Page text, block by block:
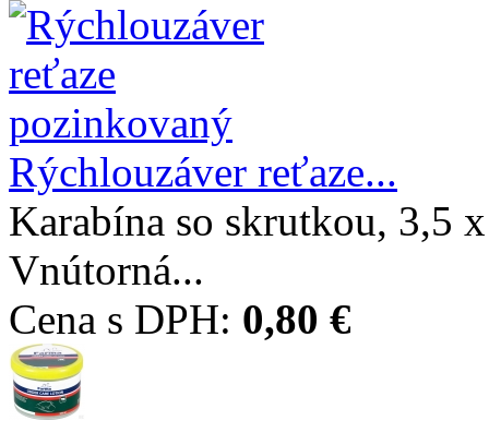
Rýchlouzáver reťaze...
Karabína so skrutkou, 3,5
Vnútorná...
Cena s DPH: 0,80 €